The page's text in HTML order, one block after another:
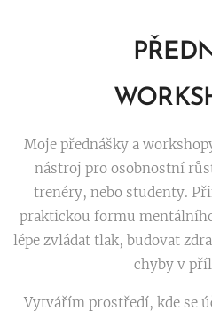
Moje přednášky a
nástroj pro osobnostní
trenéry, nebo studenty.
praktickou formu
lépe zvládat tlak, budovat
chyby v
Vytvářím prostředí, kde se